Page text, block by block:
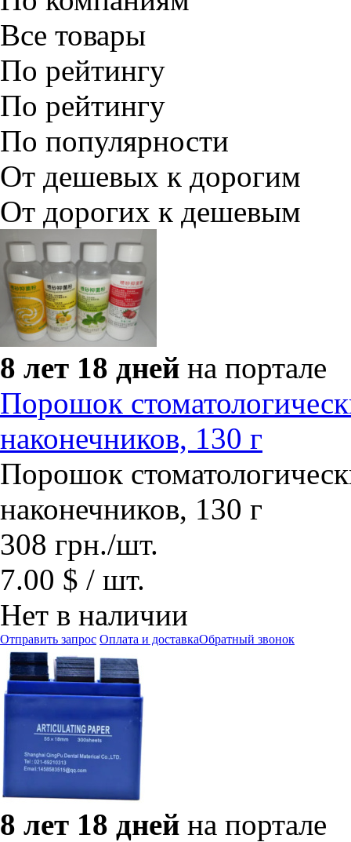
Все товары
По рейтингу
По рейтингу
По популярности
От дешевых к дорогим
От дорогих к дешевым
8 лет 18 дней на портале
Порошок
наконечников, 130 г
Порошок
наконечников, 130 г
308 грн./шт.
7.00 $ / шт.
Нет в наличии
Отправить запрос Оплата и доставкаОбратный звонок
8 лет 18 дней на портале